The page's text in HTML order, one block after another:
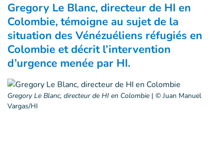
Gregory Le Blanc, directeur de HI en
Colombie, témoigne au sujet de la
situation des Vénézuéliens réfugiés en
Colombie et décrit l’intervention
d’urgence menée par HI.
Gregory Le Blanc, directeur de HI en Colombie | © Juan Manuel
Vargas/HI